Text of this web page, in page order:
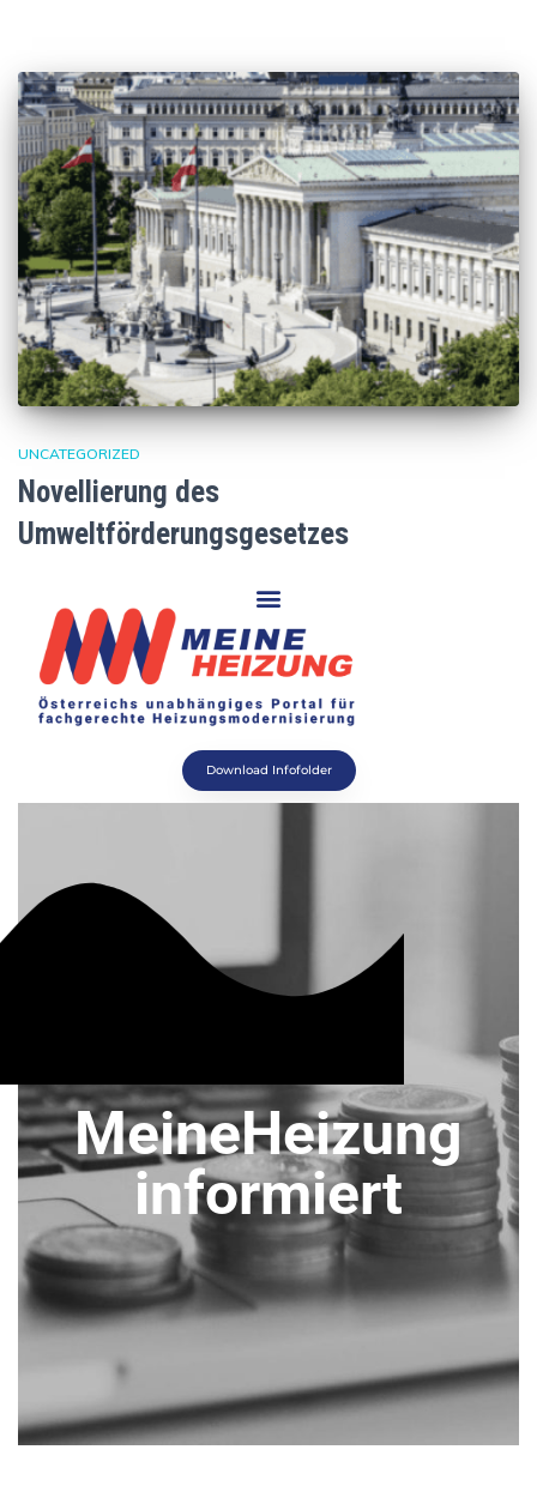
UNCATEGORIZED
Novellierung des
Umweltförderungsgesetzes
Download Infofolder
MeineHeizung
informiert